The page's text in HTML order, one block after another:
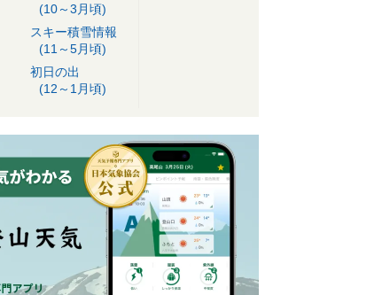
(10～3月頃)
スキー積雪情報
(11～5月頃)
初日の出
(12～1月頃)